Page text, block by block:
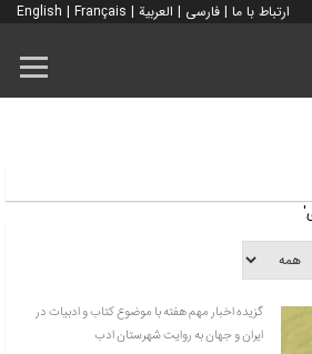
ارتباط با ما | فارسی | العربية |
English | Français
گزیده اخبار مهم هفته با موضوع کتاب و ادبیات در
ایران و جهان به روایت شهرستان ادب